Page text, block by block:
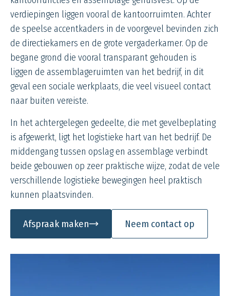
verdiepingen liggen vooral de kantoorruimten. Achter
de speelse accentkaders in de voorgevel bevinden zich
de directiekamers en de grote vergaderkamer. Op de
begane grond die vooral transparant gehouden is
liggen de assemblageruimten van het bedrijf, in dit
geval een sociale werkplaats, die veel visueel contact
naar buiten vereiste.
In het achtergelegen gedeelte, die met gevelbeplating
is afgewerkt, ligt het logistieke hart van het bedrijf. De
middengangtussen opslag en assemblage verbindt
beide gebouwen op zeer praktische wijze, zodat de vele
verschillende logistieke bewegingen heel praktisch
kunnen plaatsvinden.
Afspraak maken Neem contact op